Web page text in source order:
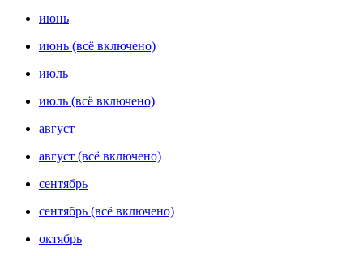
июнь
июнь (всё включено)
июль
июль (всё включено)
август
август (всё включено)
сентябрь
сентябрь (всё включено)
октябрь